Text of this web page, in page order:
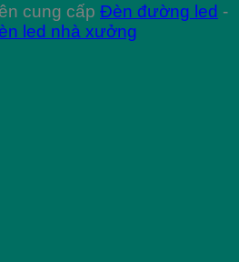
cung cấp Đèn đường led -
led nhà xưởng